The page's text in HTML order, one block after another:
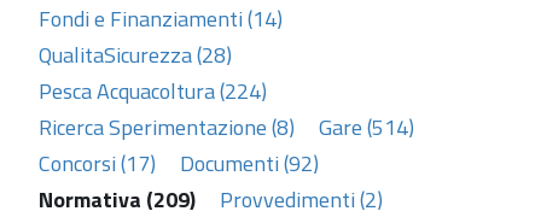
Fondi e Finanziamenti (14)
QualitaSicurezza (28)
Pesca Acquacoltura (224)
Ricerca Sperimentazione (8)
Gare (514)
Concorsi (17)
Documenti (92)
Normativa (209)
Provvedimenti (2)